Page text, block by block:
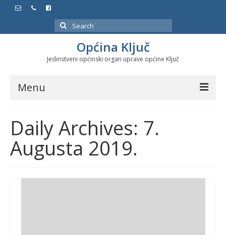
Search
for:
Općina Ključ
Jedinstveni općinski organ uprave općine Ključ
Menu
Službeni glasnici
Javne nabavke
Značajni datumi i manifestacije
Daily Archives: 7.
Augusta 2019.